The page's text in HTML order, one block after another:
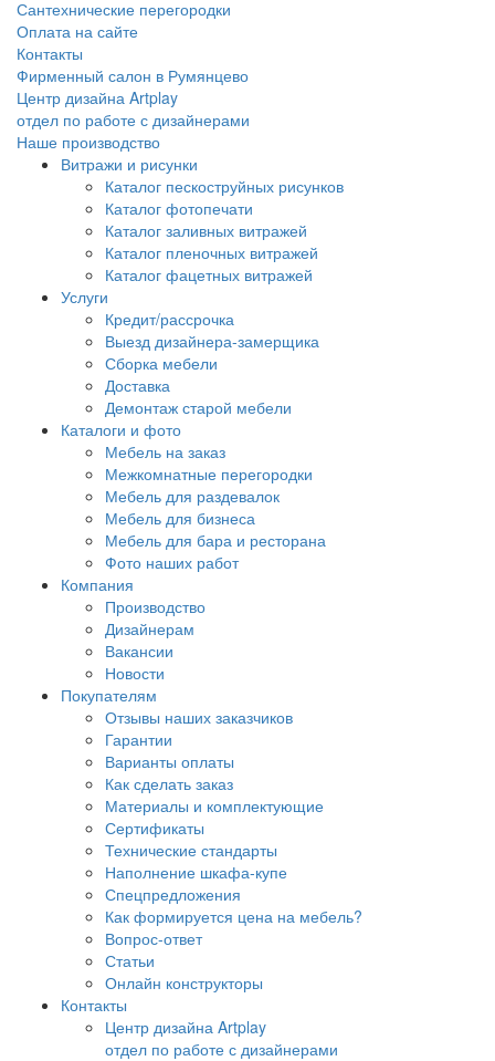
Сантехнические перегородки
Оплата на сайте
Контакты
Фирменный салон в Румянцево
Центр дизайна Artplay
отдел по работе с дизайнерами
Наше производство
Витражи и рисунки
Каталог пескоструйных рисунков
Каталог фотопечати
Каталог заливных витражей
Каталог пленочных витражей
Каталог фацетных витражей
Услуги
Кредит/рассрочка
Выезд дизайнера-замерщика
Сборка мебели
Доставка
Демонтаж старой мебели
Каталоги и фото
Мебель на заказ
Межкомнатные перегородки
Мебель для раздевалок
Мебель для бизнеса
Мебель для бара и ресторана
Фото наших работ
Компания
Производство
Дизайнерам
Вакансии
Новости
Покупателям
Отзывы наших заказчиков
Гарантии
Варианты оплаты
Как сделать заказ
Материалы и комплектующие
Сертификаты
Технические стандарты
Наполнение шкафа-купе
Спецпредложения
Как формируется цена на мебель?
Вопрос-ответ
Статьи
Онлайн конструкторы
Контакты
Центр дизайна Artplay
отдел по работе с дизайнерами